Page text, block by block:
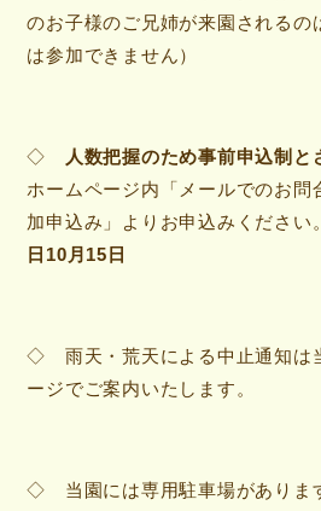
のお子様のご兄姉が来園されるの
は参加できません）
◇
人数把握のため事前申込制と
ホームページ内「メールでのお
加申込み」よりお申込みください。
日10月15日
◇ 雨天・荒天による中止通知は
ージでご案内いたします。
◇ 当園には専用駐車場がありま